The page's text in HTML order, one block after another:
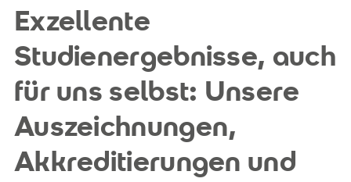
Exzellente
Studienergebnisse, auch
für uns selbst: Unsere
Auszeichnungen,
Akkreditierungen und